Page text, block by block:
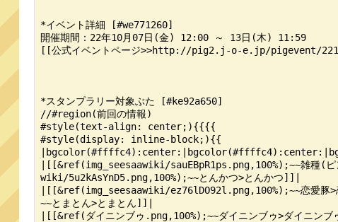
*イベント詳細 [#we771260]
開催期間：22年10月07日(金) 12:00 ～ 13日(木) 11:59
[[公式イベントページ>>http://pig2.j-o-e.jp/pigevent/
*スタンプラリー対象ぶた [#ke92a650]
//#region(前回の情報)
#style(text-align: center;){{{{
#style(display: inline-block;){{
|[[&ref(img_seesaawiki/sauEBpR1ps.png,100%);~~雑種
wiki/5u2kAsYnD5.png,100%);~~とんかつ>とんかつ]]|
|[[&ref(img_seesaawiki/ez76lDO92l.png,100%);~~恋愛豚
~~とまとん>とまとん]]|
|[[&ref(ダイニンブゥ.png,100%);~~ダイニンブゥ>ダイニ